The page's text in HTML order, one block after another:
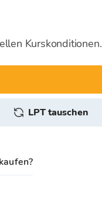
Kurskonditionen.
LPT tauschen